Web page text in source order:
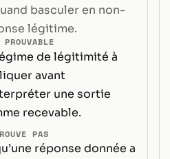
basculer en non-
légitime.
PROUVABLE
de légitimité à
avant
une sortie
recevable.
PAS
réponse donnée a